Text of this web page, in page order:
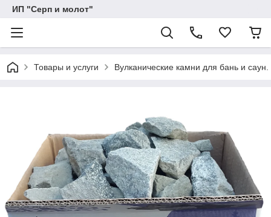
ИП "Серп и молот"
Товары и услуги Вулканические камни для бань и саун.